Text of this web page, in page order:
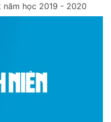
học 2019 - 2020